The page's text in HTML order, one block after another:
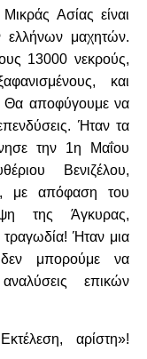
Ασίας είναι
ελλήνων μαχητών.
13000 νεκρούς,
και
Θα αποφύγουμε να
Ήταν τα
την 1η Μαΐου
Βενιζέλου,
με απόφαση του
της Άγκυρας,
τραγωδία! Ήταν μια
δεν μπορούμε να
επικών
αρίστη»!